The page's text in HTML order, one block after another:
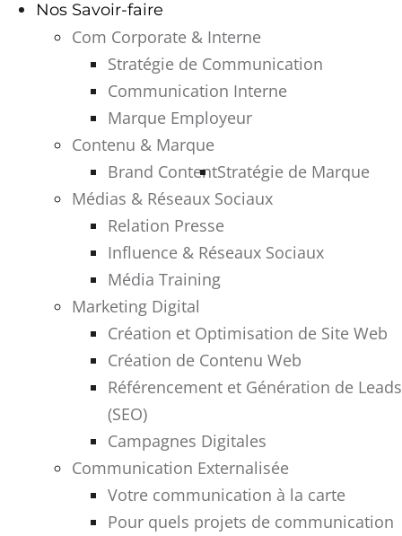
Nos Savoir-faire
Com Corporate & Interne
Stratégie de Communication
Communication Interne
Marque Employeur
Contenu & Marque
Brand ContentStratégie de Marque
Médias & Réseaux Sociaux
Relation Presse
Influence & Réseaux Sociaux
Média Training
Marketing Digital
Création et Optimisation de Site Web
Création de Contenu Web
Référencement et Génération de Leads
(SEO)
Campagnes Digitales
Communication Externalisée
Votre communication à la carte
Pour quels projets de communication